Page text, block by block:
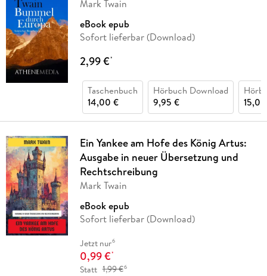
Mark Twain
eBook epub
Sofort lieferbar (Download)
2,99 €*
Taschenbuch
14,00 €
Hörbuch Download
9,95 €
Ein Yankee am Hofe des König Artus:
Ausgabe in neuer Übersetzung und
Rechtschreibung
Mark Twain
eBook epub
Sofort lieferbar (Download)
Jetzt nur6
0,99 €*
Statt 1,99 €6